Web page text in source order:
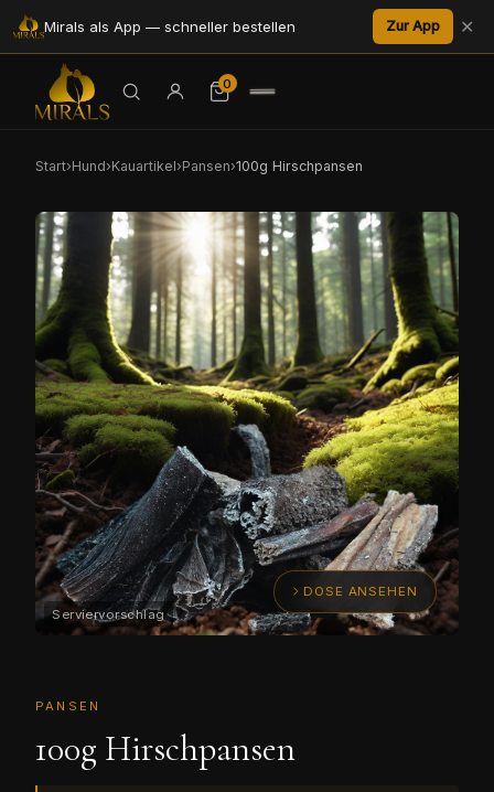
Mirals als App — schneller bestellen Zur App ✕
0
Start›Hund›Kauartikel›Pansen›100g Hirschpansen
DOSE ANSEHEN
PANSEN
100g Hirschpansen